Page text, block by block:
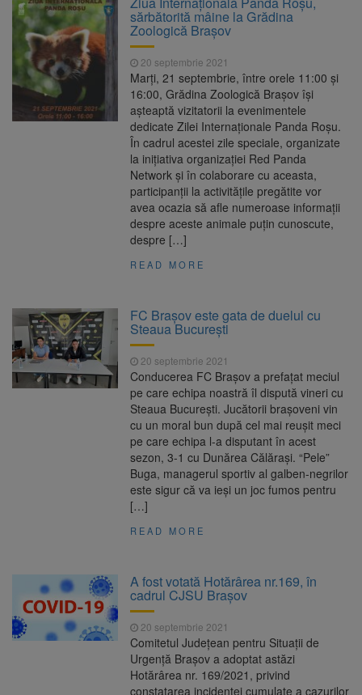
are loc între 14 și 16 august
6 august 2026
Uniunea Europeană acordă
Ucrainei încă 1,4 miliarde de euro din
veniturile activelor rusești înghețate
6 august 2026
Motorina a ajuns la 11,68 lei
în unele benzinării
6 august 2026
Fuego vine la Zărnești.
Recital special pe scena Festivalului „Ecoul
Pietrei Craiului”, pe 2 octombrie
sărbătorită mâine la Grădina
Zoologică Brașov
20 septembrie 2021
Marți, 21 septembrie, între orele 11:00 și
16:00, Grădina Zoologică Brașov își
așteaptă vizitatorii la evenimentele
dedicate Zilei Internaționale Panda Roșu.
În cadrul acestei zile speciale, organizate
la inițiativa organizației Red Panda
Network și în colaborare cu aceasta,
participanții la activitățile pregătite vor
avea ocazia să afle numeroase informații
despre aceste animale puțin cunoscute,
despre […]
READ MORE
FC Braşov este gata de duelul cu
Steaua Bucureşti
20 septembrie 2021
Conducerea FC Braşov a prefaţat meciul
pe care echipa noastră îl dispută vineri cu
Steaua Bucureşti. Jucătorii braşoveni vin
cu un moral bun după cel mai reuşit meci
pe care echipa l-a disputant în acest
sezon, 3-1 cu Dunărea Călăraşi. “Pele”
Buga, managerul sportiv al galben-negrilor
este sigur că va ieşi un joc fumos pentru
[…]
READ MORE
A fost votată Hotărârea nr.169, în
cadrul CJSU Braşov
20 septembrie 2021
Comitetul Județean pentru Situații de
Urgență Brașov a adoptat astăzi
Hotărârea nr. 169/2021, privind
constatarea incidenței cumulate a cazurilor